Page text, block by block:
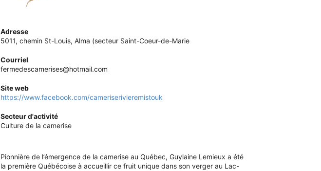
Adresse
5011, chemin St-Louis, Alma (secteur Saint-Coeur-de-Marie
Courriel
fermedescamerises@hotmail.com
Site web
https://www.facebook.com/cameriserivieremistouk
Secteur d'activité
Culture de la camerise
Pionnière de l’émergence de la camerise au Québec, Guylaine Lemieux a été
la première Québécoise à accueillir ce fruit unique dans son verger au Lac-